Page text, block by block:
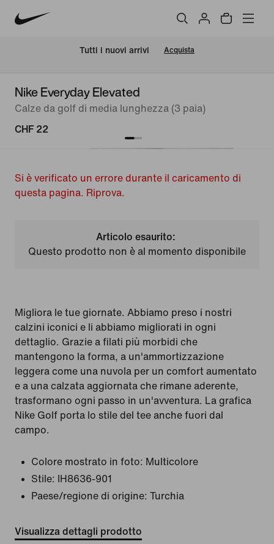
Tutti i nuovi arrivi Acquista
Nike Everyday Elevated
Calze da golf di media lunghezza (3 paia)
CHF 22
Si è verificato un errore durante il caricamento di
questa pagina. Riprova.
Articolo esaurito:
Questo prodotto non è al momento disponibile
Migliora le tue giornate. Abbiamo preso i nostri
calzini iconici e li abbiamo migliorati in ogni
dettaglio. Grazie a filati più morbidi che
mantengono la forma, a un'ammortizzazione
leggera come una nuvola per un comfort aumentato
e a una calzata aggiornata che rimane aderente,
trasformano ogni passo in un'avventura. La grafica
Nike Golf porta lo stile del tee anche fuori dal
campo.
Colore mostrato in foto: Multicolore
Stile:
IH8636-901
Paese/regione di origine: Turchia
Visualizza dettagli prodotto